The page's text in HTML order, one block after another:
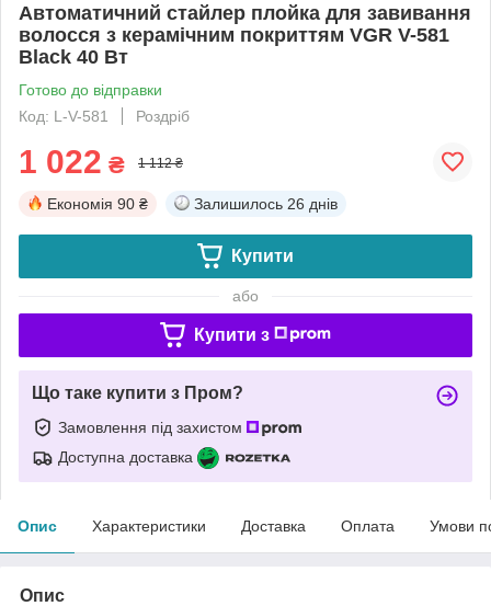
Автоматичний стайлер плойка для завивання
волосся з керамічним покриттям VGR V-581
Black 40 Вт
Готово до відправки
Код: L-V-581
Роздріб
1 022 ₴ 1 112 ₴
Економія 90 ₴ Залишилось 26 днів
Купити
або
Купити з
Що таке купити з Пром?
Замовлення під захистом
Доступна доставка
Опис Характеристики Доставка Оплата Умови
Опис